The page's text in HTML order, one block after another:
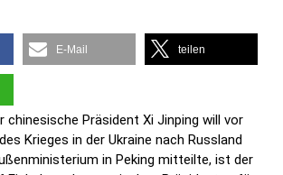
E-Mail teilen
chinesische Präsident Xi Jinping will vor
Krieges in der Ukraine nach Russland
in Peking mitteilte, ist der